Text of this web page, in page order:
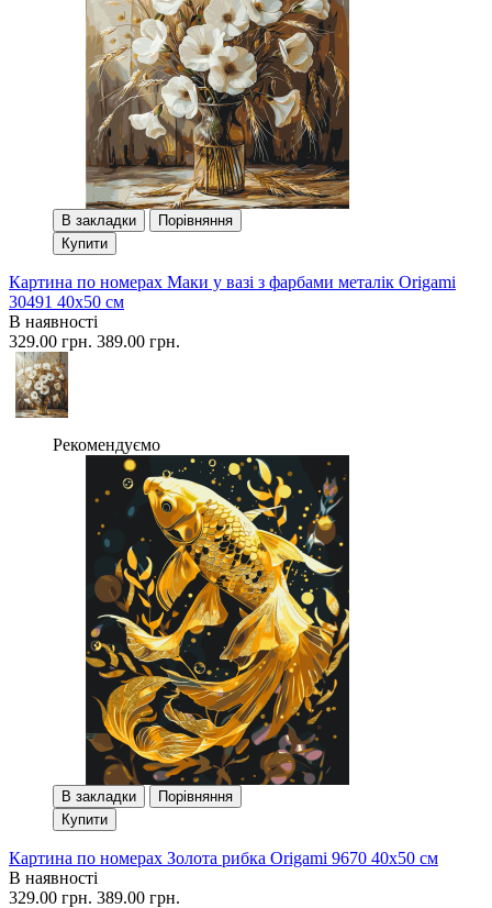
В закладки
Порівняння
Купити
Картина по номерах Маки у вазі з фарбами металік Origami
30491 40x50 см
В наявності
329.00 грн. 389.00 грн.
Рекомендуємо
В закладки
Порівняння
Купити
Картина по номерах Золота рибка Origami 9670 40x50 см
В наявності
329.00 грн. 389.00 грн.